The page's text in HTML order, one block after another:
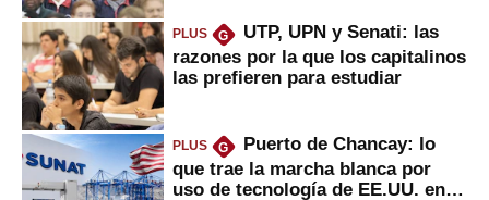
PLUS G
UTP, UPN y Senati: las
razones por la que los capitalinos
las prefieren para estudiar
PLUS G
Puerto de Chancay: lo
que trae la marcha blanca por
uso de tecnología de EE.UU. en